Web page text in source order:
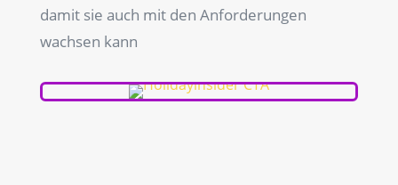
damit sie auch mit den Anforderungen
wachsen kann